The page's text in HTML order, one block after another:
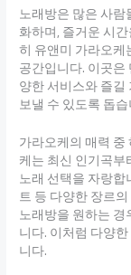
노래방은 많은 사
화하며, 즐거운 시
히 유앤미 가라오
공간입니다. 이곳
양한 서비스와 즐
보낼 수 있도록 돕
가라오케의 매력
케는 최신 인기곡
노래 선택을 자랑합
트 등 다양한 장르
노래방을 원하는
니다. 이처럼 다양
니다.